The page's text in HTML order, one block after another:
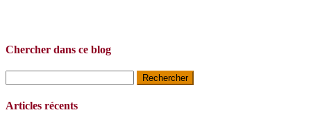
Chercher dans ce blog
Articles récents